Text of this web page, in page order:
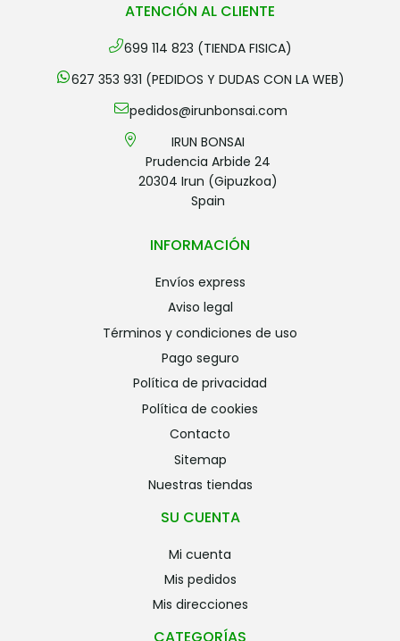
ATENCIÓN AL CLIENTE
699 114 823 (TIENDA FISICA)
627 353 931 (PEDIDOS Y DUDAS CON LA WEB)
pedidos@irunbonsai.com
IRUN BONSAI
Prudencia Arbide 24
20304 Irun (Gipuzkoa)
Spain
INFORMACIÓN
envíos express
aviso legal
términos y condiciones de uso
pago seguro
política de privacidad
política de cookies
contacto
sitemap
nuestras tiendas
SU CUENTA
mi cuenta
mis pedidos
mis direcciones